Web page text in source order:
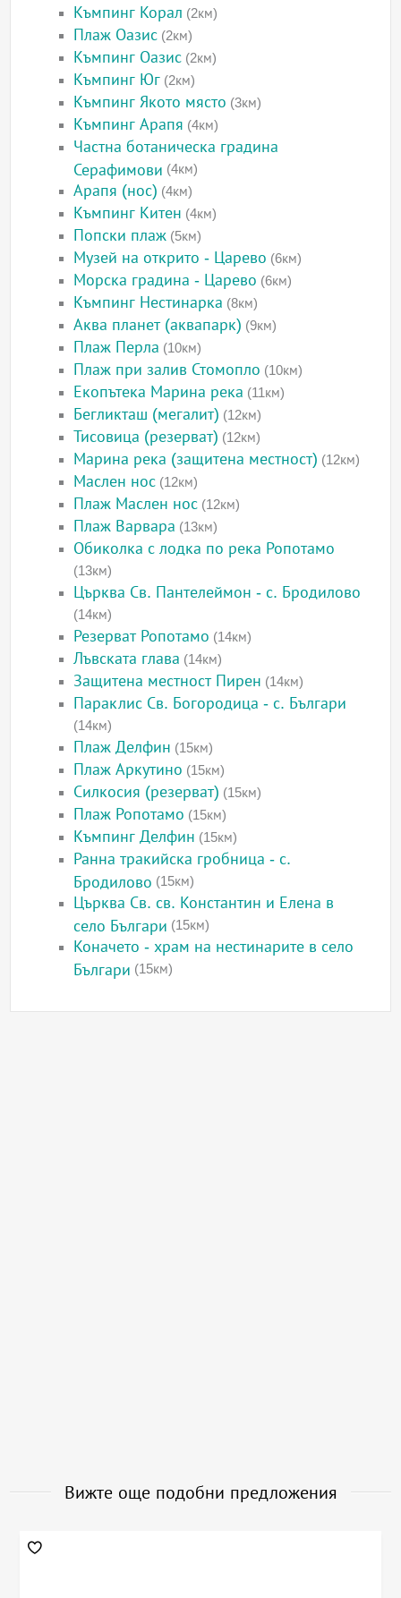
Къмпинг Корал (2км)
Плаж Оазис (2км)
Къмпинг Оазис (2км)
Къмпинг Юг (2км)
Къмпинг Якото място (3км)
Къмпинг Арапя (4км)
Частна ботаническа градина
Серафимови (4км)
Арапя (нос) (4км)
Къмпинг Китен (4км)
Попски плаж (5км)
Музей на открито - Царево (6км)
Морска градина - Царево (6км)
Къмпинг Нестинарка (8км)
Аква планет (аквапарк) (9км)
Плаж Перла (10км)
Плаж при залив Стомопло (10км)
Екопътека Марина река (11км)
Бегликташ (мегалит) (12км)
Тисовица (резерват) (12км)
Марина река (защитена местност) (12км)
Маслен нос (12км)
Плаж Маслен нос (12км)
Плаж Варвара (13км)
Обиколка с лодка по река Ропотамо
(13км)
Църква Св. Пантелеймон - с. Бродилово
(14км)
Резерват Ропотамо (14км)
Лъвската глава (14км)
Защитена местност Пирен (14км)
Параклис Св. Богородица - с. Българи
(14км)
Плаж Делфин (15км)
Плаж Аркутино (15км)
Силкосия (резерват) (15км)
Плаж Ропотамо (15км)
Къмпинг Делфин (15км)
Ранна тракийска гробница - с.
Бродилово (15км)
Църква Св. св. Константин и Елена в
село Българи (15км)
Коначето - храм на нестинарите в село
Българи (15км)
Вижте още подобни предложения